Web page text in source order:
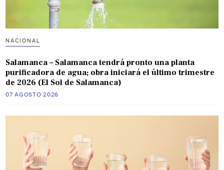
NACIONAL
Salamanca – Salamanca tendrá pronto una planta
purificadora de agua; obra iniciará el último trimestre
de 2026 (El Sol de Salamanca)
07 AGOSTO 2026